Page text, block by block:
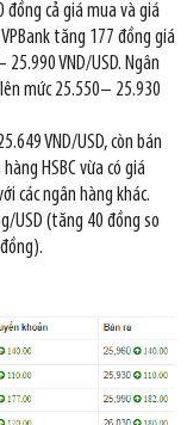
đồng cả giá mua và giá
tăng 177 đồng giá
VND/USD. Ngân
mức 25.550– 25.930
VND/USD, còn bán
HSBC vừa có giá
các ngân hàng khác.
USD (tăng 40 đồng so